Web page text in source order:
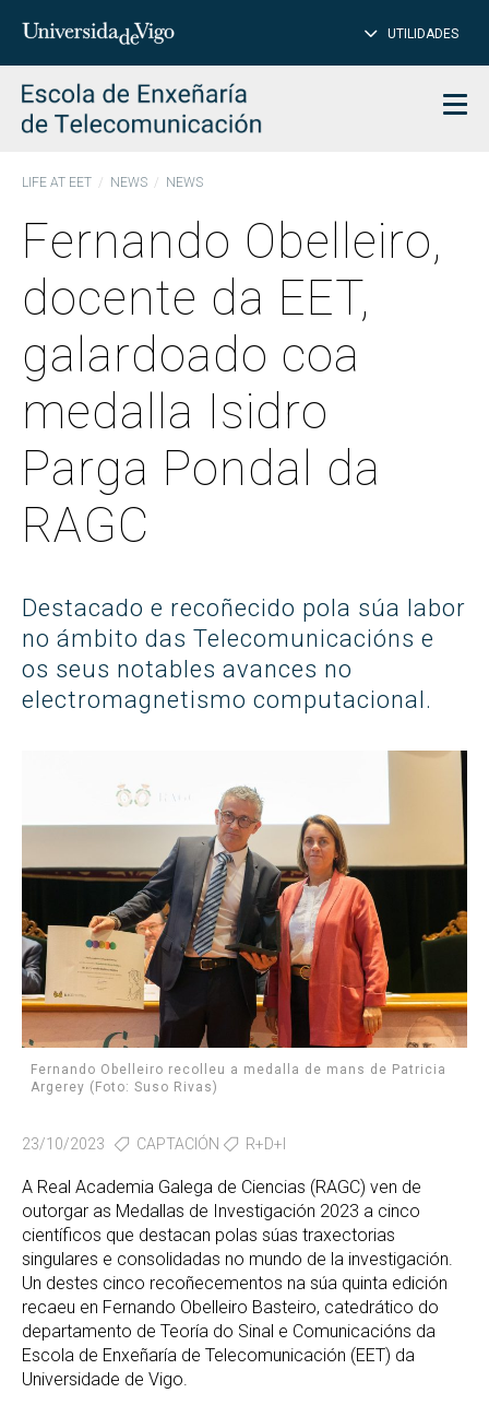
Insert
to
search
UTILIDADES
LIFE AT EET NEWS NEWS
Fernando Obelleiro,
docente da EET,
galardoado coa
medalla Isidro
Parga Pondal da
RAGC
Destacado e recoñecido pola súa labor
no ámbito das Telecomunicacións e
os seus notables avances no
electromagnetismo computacional.
Fernando Obelleiro recolleu a medalla de mans de Patricia
Argerey (Foto: Suso Rivas)
23/10/2023 CAPTACIÓN R+D+I
A Real Academia Galega de Ciencias (RAGC) ven de
outorgar as Medallas de Investigación 2023 a cinco
científicos que destacan polas súas traxectorias
singulares e consolidadas no mundo de la investigación.
Un destes cinco recoñecementos na súa quinta edición
recaeu en Fernando Obelleiro Basteiro, catedrático do
departamento de Teoría do Sinal e Comunicacións da
Escola de Enxeñaría de Telecomunicación (EET) da
Universidade de Vigo.